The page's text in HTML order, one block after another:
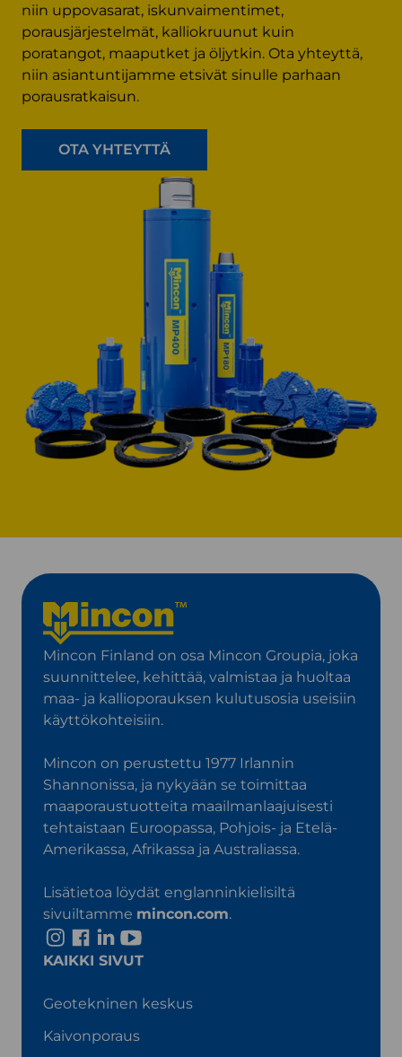
niin uppovasarat, iskunvaimentimet,
porausjärjestelmät, kalliokruunut kuin
poratangot, maaputket ja öljytkin. Ota yhteyttä,
niin asiantuntijamme etsivät sinulle parhaan
porausratkaisun.
OTA YHTEYTTÄ
Mincon Finland on osa Mincon Groupia, joka
suunnittelee, kehittää, valmistaa ja huoltaa
maa- ja kallioporauksen kulutusosia useisiin
käyttökohteisiin.
Mincon on perustettu 1977 Irlannin
Shannonissa, ja nykyään se toimittaa
maaporaustuotteita maailmanlaajuisesti
tehtaistaan Euroopassa, Pohjois- ja Etelä-
Amerikassa, Afrikassa ja Australiassa.
Lisätietoa löydät englanninkielisiltä
sivuiltamme mincon.com.
n
t
g
F
a
e
o
L
i
k
d
o
T
KAIKKI SIVUT
Geotekninen keskus
Kaivonporaus